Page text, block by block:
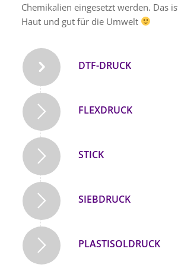
Chemikalien eingesetzt werden. Das
Haut und gut für die Umwelt
DTF-DRUCK
FLEXDRUCK
STICK
SIEBDRUCK
PLASTISOLDRUCK